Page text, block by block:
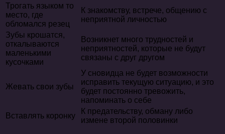
Трогать языком то
место, где
обломался резец
К знакомству, встрече, общению с
неприятной личностью
Зубы крошатся,
откалываются
маленькими
кусочками
Возникнет много трудностей и
неприятностей, которые не будут
связаны с друг другом
Жевать свои зубы
У сновидца не будет возможности
исправить текущую ситуацию, и это
будет постоянно тревожить,
напоминать о себе
Вставлять коронку
К предательству, обману либо
измене второй половинки